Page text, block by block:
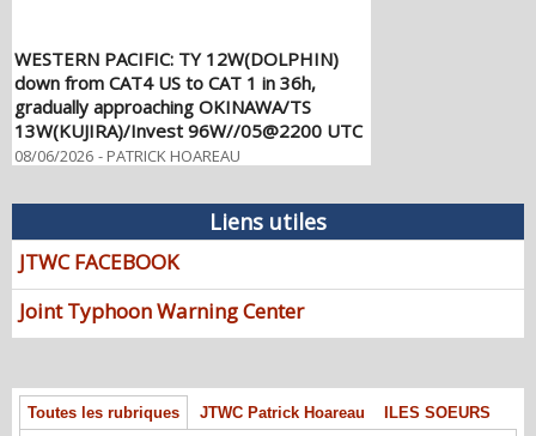
WESTERN PACIFIC: TY 12W(DOLPHIN)
down from CAT4 US to CAT 1 in 36h,
gradually approaching OKINAWA/TS
13W(KUJIRA)/Invest 96W//05@2200 UTC
08/06/2026 PATRICK HOAREAU
temporarily back to CAT 4 US with the
unexpected inner core re-
consolidation/Invest 94W//04@1000 UTC
08/04/2026 -PATRICK HOAREAU
WESTERN PACIFIC: TY 12W(DOLPHIN)
hours/Invest 94W//03@2230 UTC
08/04/2026 -PATRICK HOAREAU
Liens utiles
JTWC FACEBOOK
Joint Typhoon Warning Center
Toutes les rubriques JTWC Patrick Hoareau ILES SOEURS